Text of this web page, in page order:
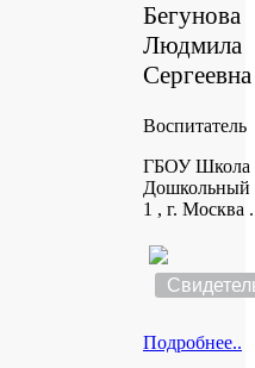
Бегунова
Людмила
Сергеевна
Воспитатель
ГБОУ Школа
Дошкольный
1 , г. Москва .
Подробнее..